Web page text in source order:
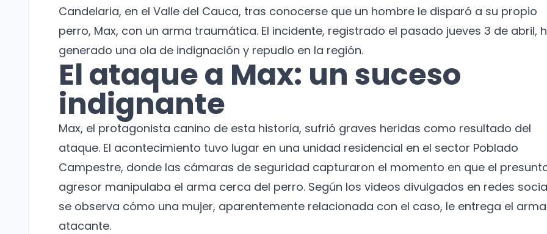
Candelaria, en el Valle del Cauca, tras conocerse que un hombre le disparó a su propio
perro, Max, con un arma traumática. El incidente, registrado el pasado jueves 3 de abril,
generado una ola de indignación y repudio en la región.
El ataque a Max: un suceso
indignante
Max, el protagonista canino de esta historia, sufrió graves heridas como resultado del
ataque. El acontecimiento tuvo lugar en una unidad residencial en el sector Poblado
Campestre, donde las cámaras de seguridad capturaron el momento en que el
agresor manipulaba el arma cerca del perro. Según los videos divulgados en redes
se observa cómo una mujer, aparentemente relacionada con el caso, le entrega el
atacante.